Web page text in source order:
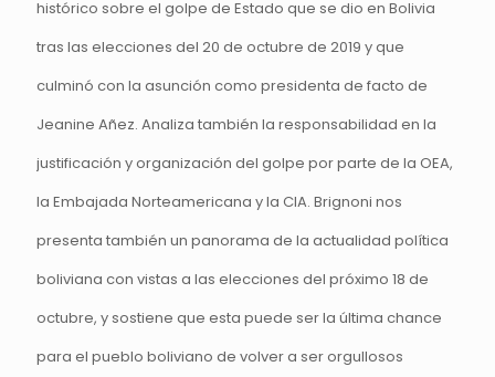
histórico sobre el golpe de Estado que se dio en Bolivia
tras las elecciones del 20 de octubre de 2019 y que
culminó con la asunción como presidenta de facto de
Jeanine Añez. Analiza también la responsabilidad en la
justificación y organización del golpe por parte de la OEA,
la Embajada Norteamericana y la CIA. Brignoni nos
presenta también un panorama de la actualidad política
boliviana con vistas a las elecciones del próximo 18 de
octubre, y sostiene que esta puede ser la última chance
para el pueblo boliviano de volver a ser orgullosos